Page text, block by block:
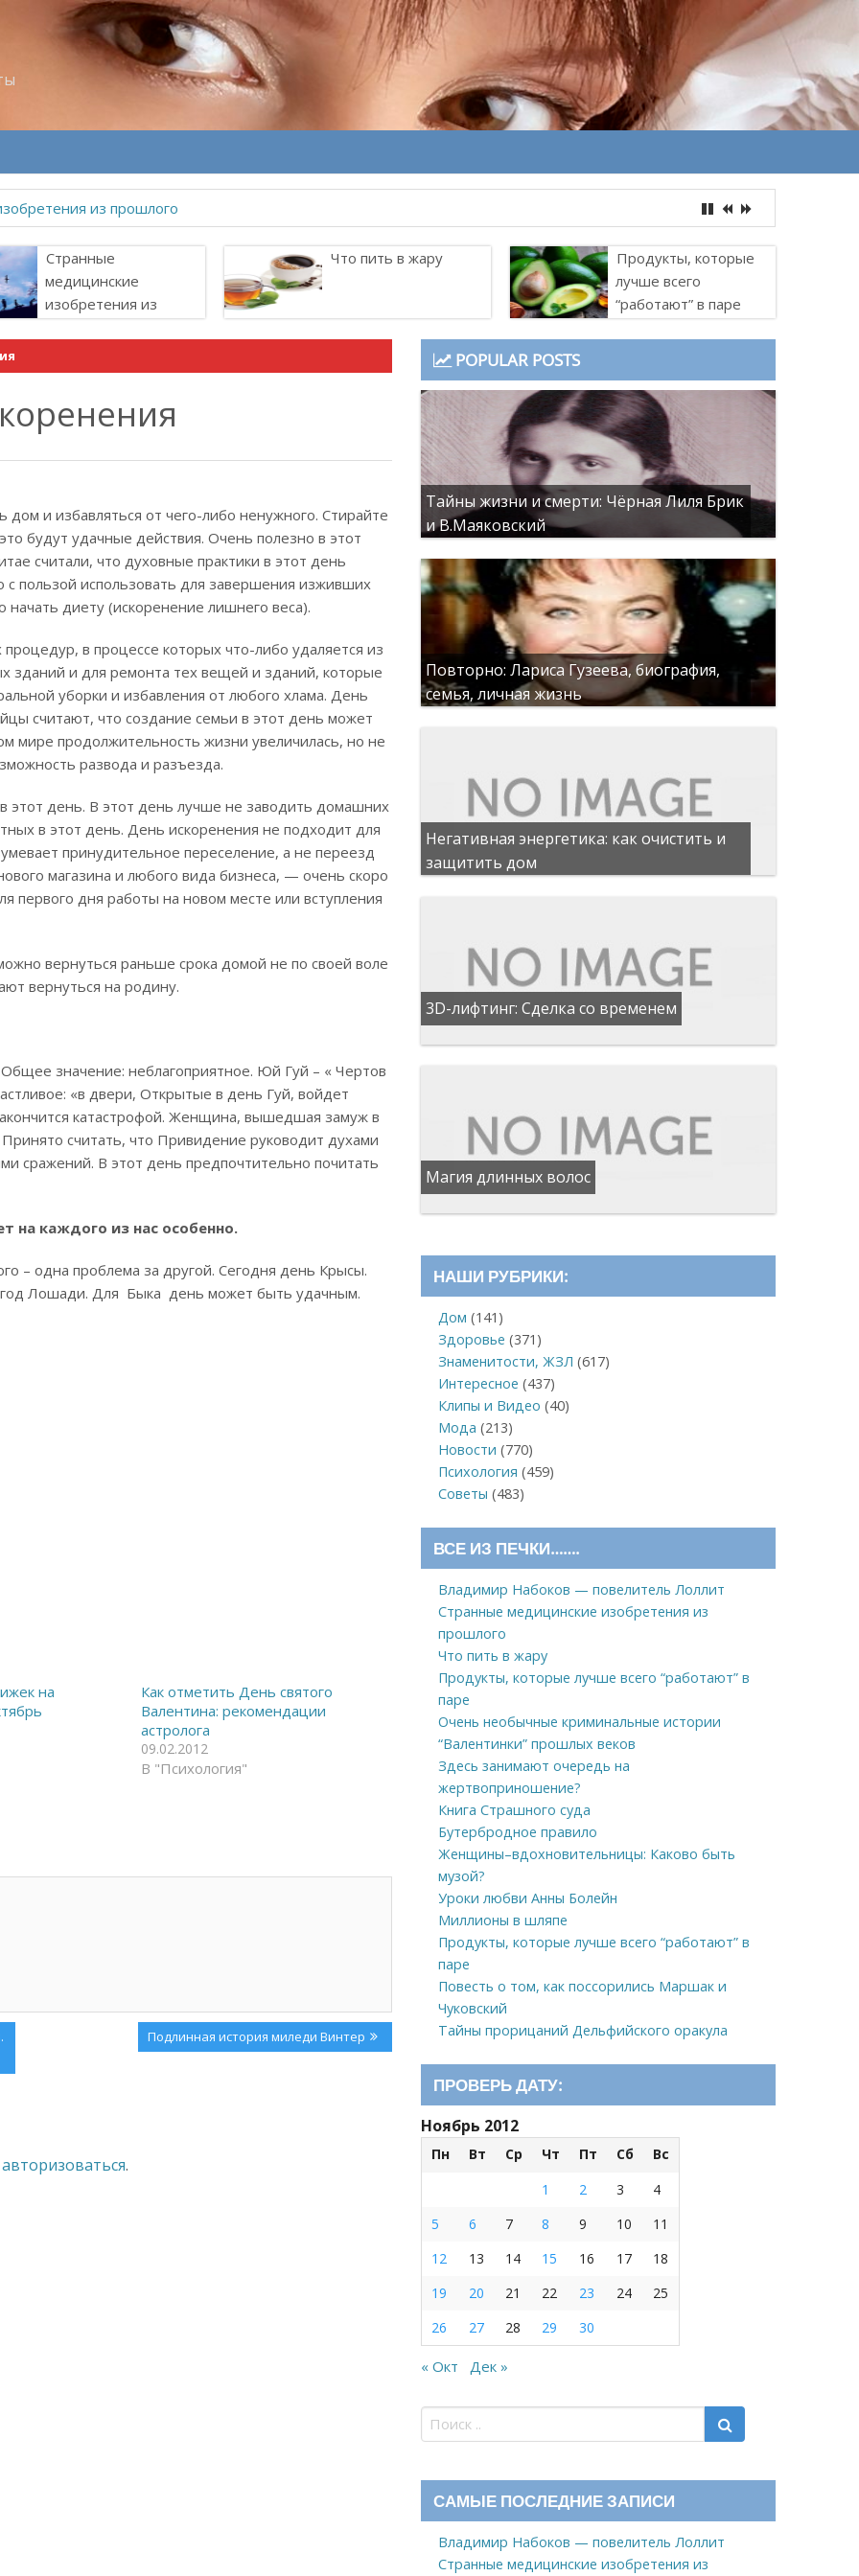
из прошлого
Странные
медицинские
изобретения из
Что пить в жару
Продукты, которые
лучше всего
“работают” в паре
и избавляться от чего-либо ненужного. Стирайте
будут удачные действия. Очень полезно в этот
считали, что духовные практики в этот день
пользой использовать для завершения изживших
диету (искоренение лишнего веса).
в процессе которых что-либо удаляется из
зданий и для ремонта тех вещей и зданий, которые
уборки и избавления от любого хлама. День
считают, что создание семьи в этот день может
мире продолжительность жизни увеличилась, но не
развода и разъезда.
этот день. В этот день лучше не заводить домашних
в этот день. День искоренения не подходит для
принудительное переселение, а не переезд
магазина и любого вида бизнеса, — очень скоро
первого дня работы на новом месте или вступления
вернуться раньше срока домой не по своей воле
вернуться на родину.
значение: неблагоприятное. Юй Гуй – « Чертов
«в двери, Открытые в день Гуй, войдет
катастрофой. Женщина, вышедшая замуж в
считать, что Привидение руководит духами
сражений. В этот день предпочтительно почитать
на каждого из нас особенно.
– одна проблема за другой. Сегодня день Крысы.
Лошади. Для Быка день может быть удачным.
на
Как отметить День святого
Валентина: рекомендации
астролога
09.02.2012
В "Психология"
Next
Post:
Подлинная история миледи Винтер
авторизоваться.
POPULAR POSTS
Тайны жизни и смерти: Чёрная Лиля Брик
и В.Маяковский
Повторно: Лариса Гузеева, биография,
семья, личная жизнь
Негативная энергетика: как очистить и
защитить дом
3D-лифтинг: Сделка со временем
Магия длинных волос
НАШИ РУБРИКИ:
Дом (141)
Здоровье (371)
Знаменитости, ЖЗЛ (617)
Интересное (437)
Клипы и Видео (40)
Мода (213)
Новости (770)
Психология (459)
Советы (483)
ВСЕ ИЗ ПЕЧКИ…….
Владимир Набоков — повелитель Лоллит
Странные медицинские изобретения из
прошлого
Что пить в жару
Продукты, которые лучше всего “работают” в
паре
Очень необычные криминальные истории
“Валентинки” прошлых веков
Здесь занимают очередь на
жертвоприношение?
Книга Страшного суда
Бутербродное правило
Женщины–вдохновительницы: Каково быть
музой?
Уроки любви Анны Болейн
Миллионы в шляпе
Продукты, которые лучше всего “работают” в
паре
Повесть о том, как поссорились Маршак и
Чуковский
Тайны прорицаний Дельфийского оракула
ПРОВЕРЬ ДАТУ:
Ноябрь 2012
Пн Вт Ср Чт Пт Сб
Вс
1
2 3
4
5
6 7 8 9 10
11
12
13 14 15 16 17
18
19
20 21 22 23 24
25
26
27 28 29 30
« Окт Дек »
САМЫЕ ПОСЛЕДНИЕ ЗАПИСИ
Владимир Набоков — повелитель Лоллит
Странные медицинские изобретения из